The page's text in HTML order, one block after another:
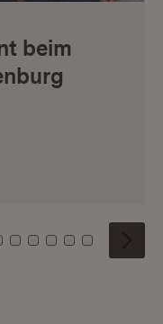
beim
5 6 7 8
Kachel: 9
Zu Kachel: 10
Zu Kachel: 11
Zu Kachel: 12
Zu Kachel:
Zu